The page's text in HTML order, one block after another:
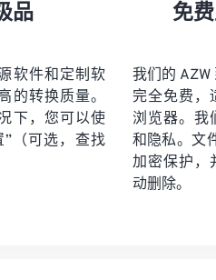
品
软件和定制软
的转换质量。
下，您可以使
”（可选，查找
免
我们的 AZW
完全免费，
浏览器。我
和隐私。文
加密保护，
动删除。